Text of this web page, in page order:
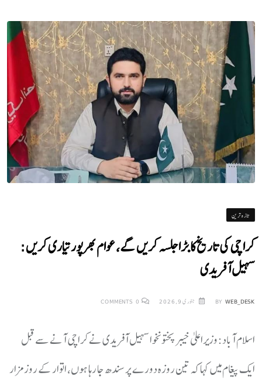
تازہ ترین
کراچی کی تاریخ کا بڑا جلسہ کریں گے، عوام بھرپور تیاری کریں:
سہیل آفریدی
BY WEB_DESK جنوری 9, 2026 0
اسلام آباد: وزیراعلیٰ خیبرپختونخوا سہیل آفریدی نے کراچی آنے سے قبل
ایک پیغام میں کہا کہ تین روزہ دورے پر سندھ جا رہا ہوں، اتوار کے روز مزار